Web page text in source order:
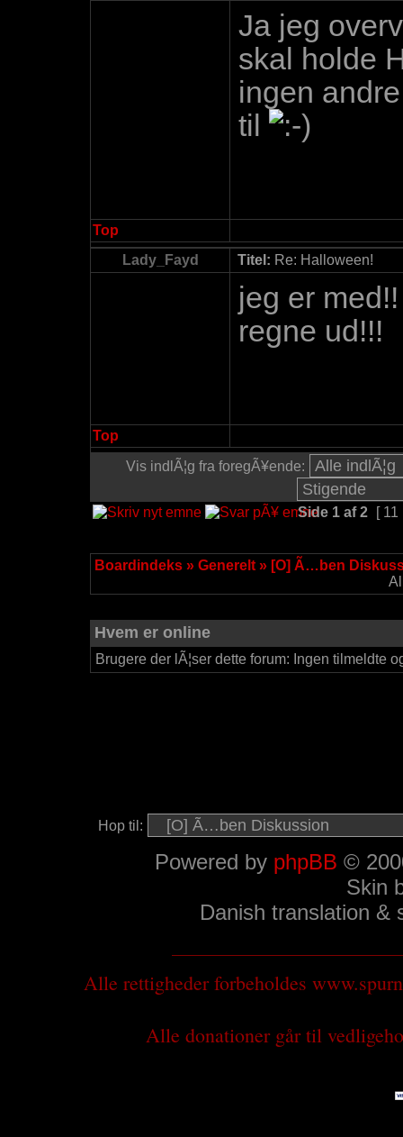
Ja jeg
skal holde
ingen
til
Top
Lady_Fayd
Titel: Re: Halloween!
jeg er
regne ud!!!
Top
Vis indlÃ¦g fra foregÃ¥ende:
Side 1 af2 [
Boardindeks » Generelt » [O] Ã…ben
Hvem er online
Brugere der lÃ¦ser dette forum: Ingen tilmeldte
Hop til:
Powered by phpBB ©
Skin
Danish translation &
Alle rettigheder forbeholdes
Alle donationer går til